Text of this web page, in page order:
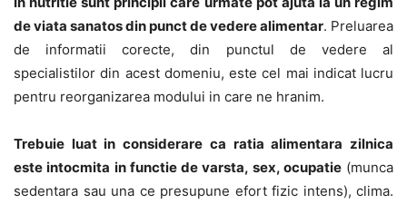
de viata sanatos din punct de vedere alimentar. Preluarea
de informatii corecte, din punctul de vedere al
specialistilor din acest domeniu, este cel mai indicat lucru
pentru reorganizarea modului in care ne hranim.
Trebuie luat in considerare ca ratia alimentara zilnica
este intocmita in functie de varsta, sex, ocupatie(munca
sedentara sau una ce presupune efort fizic intens), clima.